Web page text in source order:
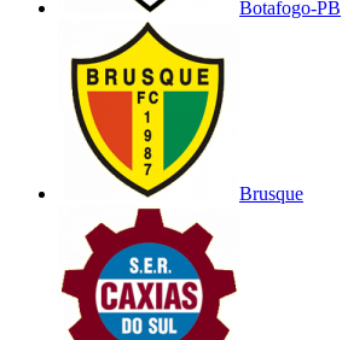
Botafogo-PB
Brusque